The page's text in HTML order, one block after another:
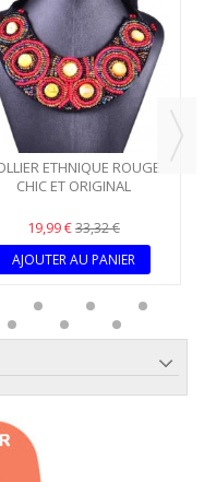
ETHNIQUE ROUGE
CHIC ET ORIGINAL
19,99 €33,32 €
AJOUTER AU PANIER